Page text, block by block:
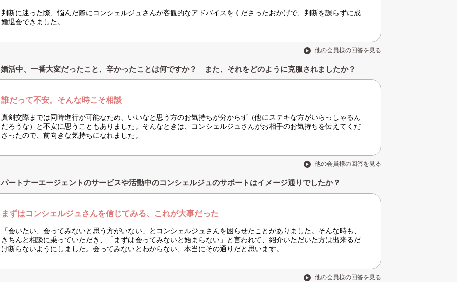
判断に迷った際、悩んだ際にコンシェルジュさんが客観的なアドバイスをくださったおかげで、判断を誤らずに成
婚退会できました。
他の会員様の回答を見る
婚活中、一番大変だったこと、辛かったことは何ですか？ また、それをどのように克服されましたか？
誰だって不安。そんな時こそ相談
真剣交際までは同時進行が可能なため、いいなと思う方のお気持ちが分からず（他にステキな方がいらっしゃるん
だろうな）と不安に思うこともありました。そんなときは、コンシェルジュさんがお相手のお気持ちを伝えてくだ
さったので、前向きな気持ちになれました。
他の会員様の回答を見る
パートナーエージェントのサービスや活動中のコンシェルジュのサポートはイメージ通りでしたか？
まずはコンシェルジュさんを信じてみる、これが大事だった
「会いたい、会ってみないと思う方がいない」とコンシェルジュさんを困らせたことがありました。そんな時も、
きちんと相談に乗っていただき、「まずは会ってみないと始まらない」と言われて、紹介いただいた方は出来るだ
け断らないようにしました。会ってみないとわからない、本当にその通りだと思います。
他の会員様の回答を見る